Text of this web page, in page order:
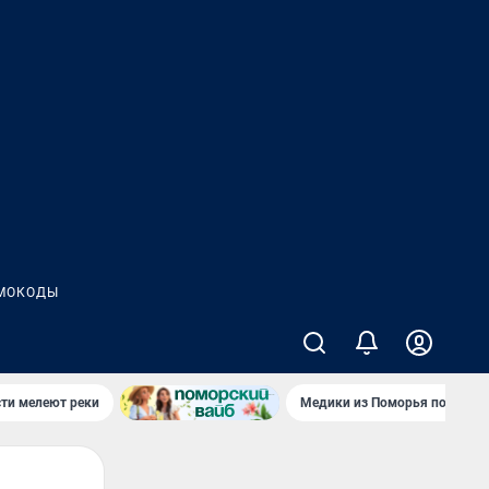
мелеют реки Медики из Поморья поехали